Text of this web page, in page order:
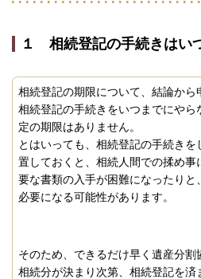
１ 相続登記の手続きはい
相続登記の期限について、結論か
相続登記の手続きをいつまでにや
定の期限はありません。
とはいっても、相続登記の手続き
置しておくと、相続人間での揉め
要な書類の入手が困難になったり
必要になる可能性があります。
そのため、できるだけ早く遺産分
相続分が決まり次第、相続登記を済